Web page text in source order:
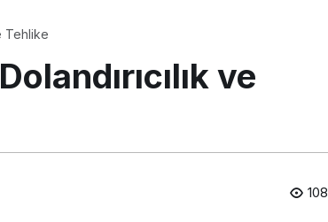
Tehlike
ve
108